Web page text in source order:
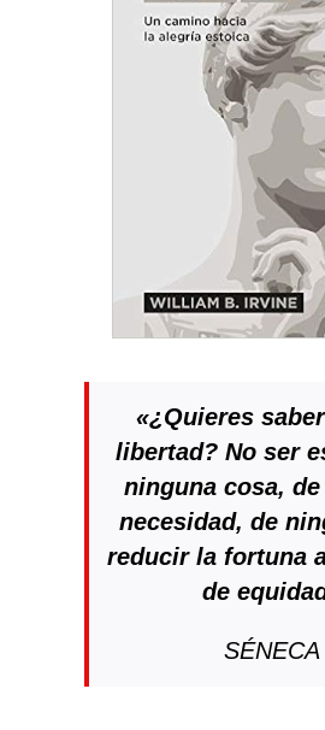
«¿Quieres
libertad? No ser
ninguna cosa,
necesidad, de
reducir la fortuna
de
SÉNECA